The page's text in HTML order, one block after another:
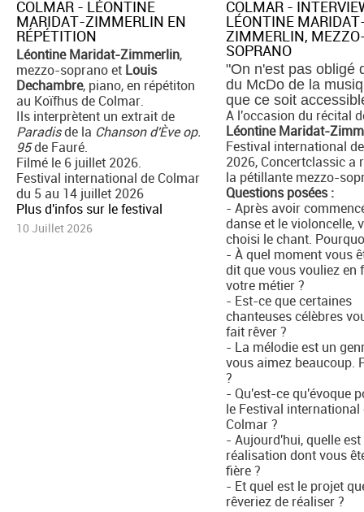
COLMAR - LÉONTINE
MARIDAT-ZIMMERLIN EN
RÉPÉTITION
Léontine Maridat-Zimmerlin,
mezzo-soprano et Louis
Dechambre, piano, en répétiton
au Koïfhus de Colmar.
Ils interprètent un extrait de
Paradisde la Chanson d'Ève op.
95de Fauré.
Filmé le 6 juillet 2026.
Festival international de Colmar
du 5 au 14 juillet 2026
Plus d'infos sur le festival
10 Juillet 2026
COLMAR -
LÉONTINE
ZIMMERLIN,
SOPRANO
"On n'est pas obligé
du McDo de la
que ce soit
A l'occasion du récital
Léontine Maridat-
Festival international
2026, Concertclassic a
la pétillante mezzo-
Questions posées :
- Après avoir
danse et le violoncelle,
choisi le chant.
- À quel moment vous
dit que vous vouliez en
votre métier ?
- Est-ce que certaines
chanteuses célèbres
fait rêver ?
- La mélodie est un
vous aimez beaucoup.
?
- Qu'est-ce qu'évoque
le Festival international
Colmar ?
- Aujourd'hui, quelle
réalisation dont vous
fière ?
- Et quel est le projet
rêveriez de réaliser ?